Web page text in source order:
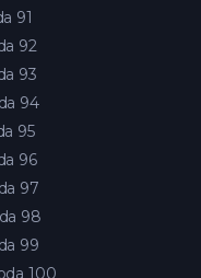
91
92
93
94
95
96
97
98
99
100